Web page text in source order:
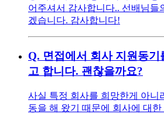
어주셔서 감사합니다.. 선배님들
겠습니다. 감사합니다!
Q. 면접에서 회사 지원동기
고 합니다. 괜찮을까요?
사실 특정 회사를 희망한게 아니
동을 해 왔기 때문에 회사에 대한